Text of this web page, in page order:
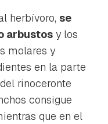
herbívoro, se
arbustos y los
molares y
en la parte
rinoceronte
consigue
que en el